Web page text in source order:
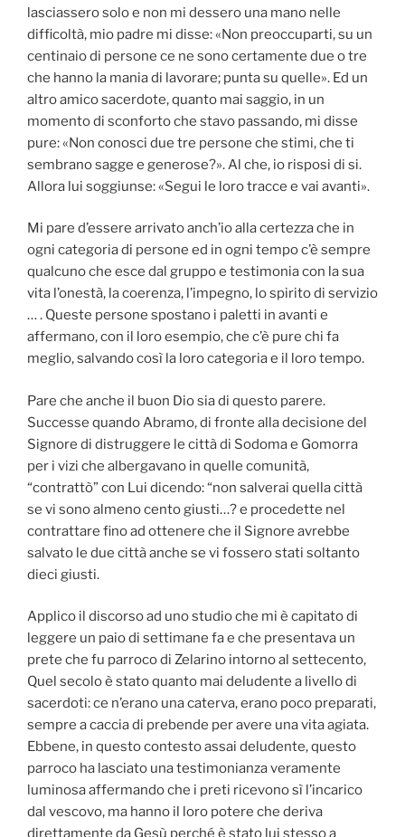
lasciassero solo e non mi dessero una mano nelle
difficoltà, mio padre mi disse: «Non preoccuparti, su un
centinaio di persone ce ne sono certamente due o tre
che hanno la mania di lavorare; punta su quelle». Ed un
altro amico sacerdote, quanto mai saggio, in un
momento di sconforto che stavo passando, mi disse
pure: «Non conosci due tre persone che stimi, che ti
sembrano sagge e generose?». Al che, io risposi di si.
Allora lui soggiunse: «Segui le loro tracce e vai avanti».
Mi pare d’essere arrivato anch’io alla certezza che in
ogni categoria di persone ed in ogni tempo c’è sempre
qualcuno che esce dal gruppo e testimonia con la sua
vita l’onestà, la coerenza, l’impegno, lo spirito di servizio
… . Queste persone spostano i paletti in avanti e
affermano, con il loro esempio, che c’è pure chi fa
meglio, salvando così la loro categoria e il loro tempo.
Pare che anche il buon Dio sia di questo parere.
Successe quando Abramo, di fronte alla decisione del
Signore di distruggere le città di Sodoma e Gomorra
per i vizi che albergavano in quelle comunità,
“contrattò” con Lui dicendo: “non salverai quella città
se vi sono almeno cento giusti…? e procedette nel
contrattare fino ad ottenere che il Signore avrebbe
salvato le due città anche se vi fossero stati soltanto
dieci giusti.
Applico il discorso ad uno studio che mi è capitato di
leggere un paio di settimane fa e che presentava un
prete che fu parroco di Zelarino intorno al settecento,
Quel secolo è stato quanto mai deludente a livello di
sacerdoti: ce n’erano una caterva, erano poco preparati,
sempre a caccia di prebende per avere una vita agiata.
Ebbene, in questo contesto assai deludente, questo
parroco ha lasciato una testimonianza veramente
luminosa affermando che i preti ricevono sì l’incarico
dal vescovo, ma hanno il loro potere che deriva
direttamente da Gesù perché è stato lui stesso a